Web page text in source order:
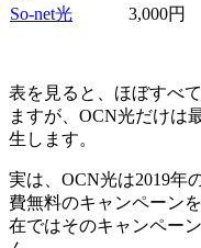
So-net光
3,000円
表を見ると、ほぼすべ
ますが、OCN光だけは
生します。
実は、OCN光は2019年
費無料のキャンペーン
在ではそのキャンペー